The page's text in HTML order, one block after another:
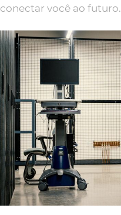
conectar você ao futuro.